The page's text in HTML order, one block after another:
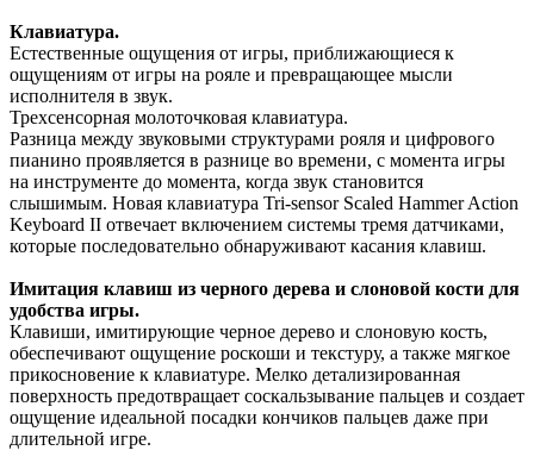
Клавиатура.
Естественные ощущения от игры, приближающиеся к
ощущениям от игры на рояле и превращающее мысли
исполнителя в звук.
Трехсенсорная молоточковая клавиатура.
Разница между звуковыми структурами рояля и цифрового
пианино проявляется в разнице во времени, с момента игры
на инструменте до момента, когда звук становится
слышимым. Новая клавиатура Tri-sensor Scaled Hammer Action
Keyboard II отвечает включением системы тремя датчиками,
которые последовательно обнаруживают касания клавиш.
Имитация клавиш из черного дерева и слоновой кости для
удобства игры.
Клавиши, имитирующие черное дерево и слоновую кость,
обеспечивают ощущение роскоши и текстуру, а также мягкое
прикосновение к клавиатуре. Мелко детализированная
поверхность предотвращает соскальзывание пальцев и создает
ощущение идеальной посадки кончиков пальцев даже при
длительной игре.